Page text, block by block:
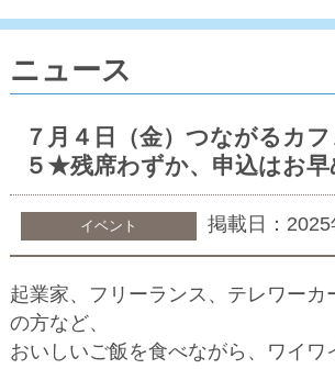
ニュース
７月４日（金）つながるカ
５★残席わずか、申込はお早
イベント 掲載日：2025
起業家、フリーランス、テレワーカ
の方など、
おいしいご飯を食べながら、ワイワ